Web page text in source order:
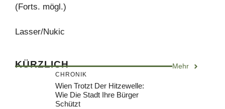
(Forts. mögl.)
Lasser/Nukic
KÜRZLICH Mehr
CHRONIK
Wien Trotzt Der Hitzewelle:
Wie Die Stadt Ihre Bürger
Schützt